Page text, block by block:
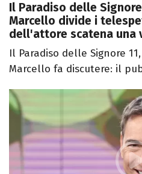
Il Paradiso delle
Marcello divide i
dell'attore scatena una
Il Paradiso delle Signore
Marcello fa discutere: il